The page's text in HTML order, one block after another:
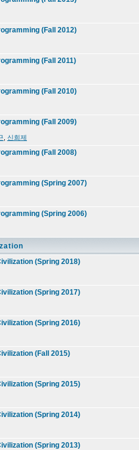
(Fall 2012)
(Fall 2011)
(Fall 2010)
(Fall 2009)
신희제
(Fall 2008)
(Spring 2007)
(Spring 2006)
(Spring 2018)
(Spring 2017)
(Spring 2016)
(Fall 2015)
(Spring 2015)
(Spring 2014)
(Spring 2013)